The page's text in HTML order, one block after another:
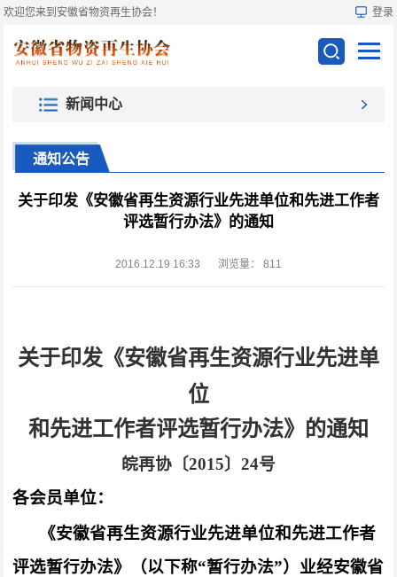
欢迎您来到安徽省物资再生协会！ 登录
新闻中心
通知公告
关于印发《安徽省再生资源行业先进单位和先进工作者
评选暂行办法》的通知
2016.12.19 16:33 浏览量： 811
关于印发《安徽省再生资源行业先进单
位
和先进工作者评选暂行办法》的通知
皖再协〔2015〕 24号
各会员单位：
《安徽省再生资源行业先进单位和先进工作者
评选暂行办法》（以下称“暂行办法”）业经安徽省